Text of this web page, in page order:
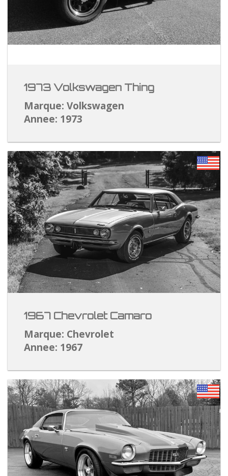
1973 Volkswagen Thing
Marque: Volkswagen
Annee: 1973
1967 Chevrolet Camaro
Marque: Chevrolet
Annee: 1967